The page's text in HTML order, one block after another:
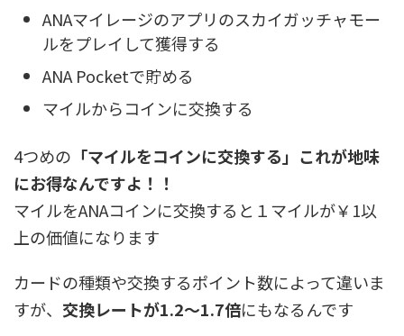
ANAマイレージのアプリのスカイガッチャモー
ルをプレイして獲得する
ANA Pocketで貯める
マイルからコインに交換する
4つめの 「マイルをコインに交換する」これが地味
にお得なんですよ！！
マイルをANAコインに交換すると１マイルが￥1以
上の価値になります
カードの種類や交換するポイント数によって違いま
すが、 交換レートが1.2～1.7倍にもなるんです